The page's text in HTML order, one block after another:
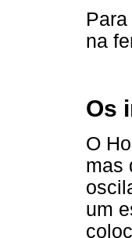
na
Os
O
mas
um